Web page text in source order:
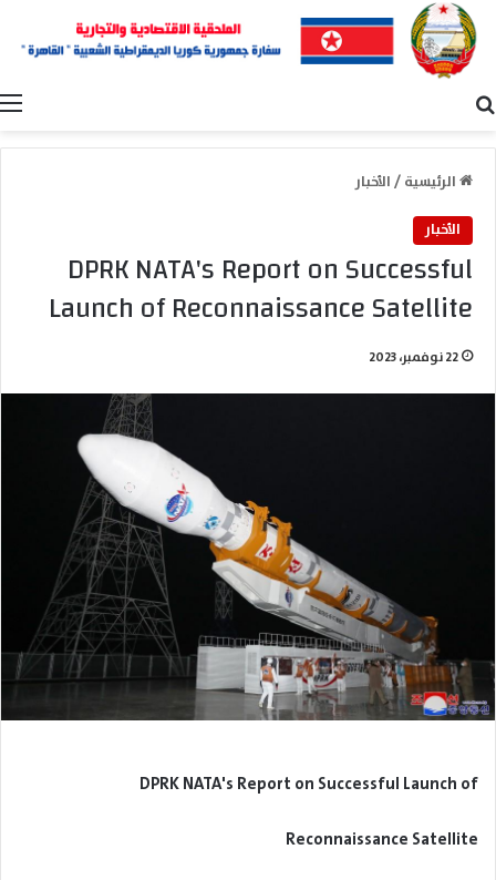
الرئيسية/الأخبار
الأخبار
DPRK NATA's Report on Successful
Launch of Reconnaissance Satellite
22 نوفمبر، 2023
DPRK NATA's Report on Successful Launch of
Reconnaissance Satellite